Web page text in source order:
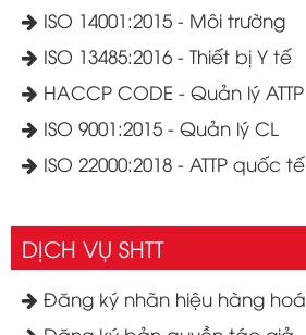
ISO 14001:2015 - Môi trường
ISO 13485:2016 - Thiết bị Y tế
HACCP CODE - Quản lý ATTP
ISO 9001:2015 - Quản lý CL
ISO 22000:2018 - ATTP quốc tế
DỊCH VỤ SHTT
Đăng ký nhãn hiệu hàng hoá